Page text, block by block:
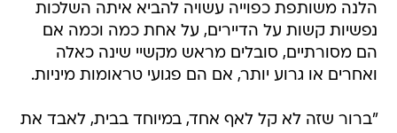
הלנה משותפת כפוייה עשויה להביא איתה השלכות
נפשיות קשות על הדיירים, על אחת כמה וכמה אם
הם מסורתיים, סובלים מראש מקשיי שינה כאלה
ואחרים או גרוע יותר, אם הם פגועי טראומות מיניות.
"ברור שזה לא קל לאף אחד, במיוחד בבית, לאבד את